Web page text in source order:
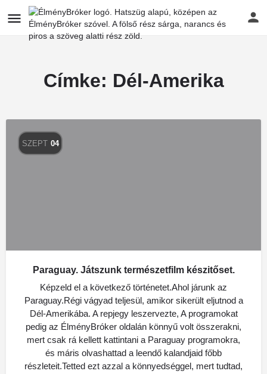
Címke: Dél-Amerika
SZEPT 04
Paraguay. Játszunk természetfilm készitőset.
Képzeld el a következő történetet.Ahol járunk az
Paraguay.Régi vágyad teljesül, amikor sikerült eljutnod a
Dél-Amerikába. A repjegy leszervezte, A programokat
pedig az ÉlményBróker oldalán könnyű volt összerakni,
mert csak rá kellett kattintani a Paraguay programokra,
és máris olvashattad a leendő kalandjaid főbb
részleteit.Tetted ezt azzal a könnyedséggel, mert tudtad,